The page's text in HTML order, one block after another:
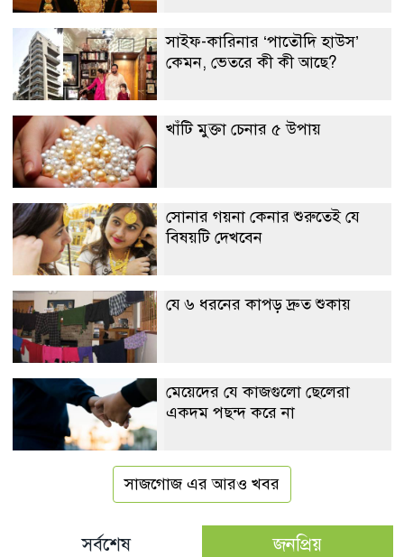
সাইফ-কারিনার ‘পাতৌদি হাউস’
কেমন, ভেতরে কী কী আছে?
খাঁটি মুক্তা চেনার ৫ উপায়
সোনার গয়না কেনার শুরুতেই যে
বিষয়টি দেখবেন
যে ৬ ধরনের কাপড় দ্রুত শুকায়
মেয়েদের যে কাজগুলো ছেলেরা
একদম পছন্দ করে না
সাজগোজ এর আরও খবর
সর্বশেষ জনপ্রিয়